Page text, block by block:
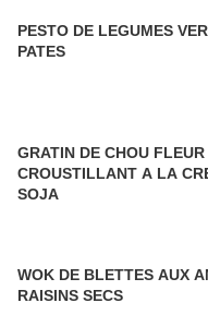
PESTO DE LEGUMES
PATES
GRATIN DE CHOU FLEUR
CROUSTILLANT A LA
SOJA
WOK DE BLETTES AUX
RAISINS SECS